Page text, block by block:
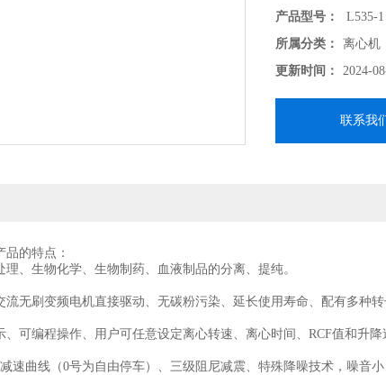
命、配有多种转子
产品型号：
L535-1
所属分类：
离心机
更新时间：
2024-
联系我
品的特点：
、生物化学、生物制药、血液制品的分离、提纯。
流无刷变频电机直接驱动、无碳粉污染、延长使用寿命、配有多种
、可编程操作、用户可任意设定离心转速、离心时间、RCF值和升
速曲线（0号为自由停车）、三级阻尼减震、特殊降噪技术，噪音小